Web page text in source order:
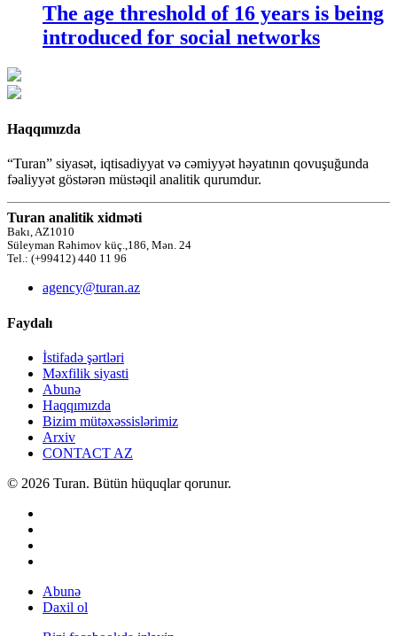
The age threshold of 16 years is being
introduced for social networks
Haqqımızda
“Turan” siyasət, iqtisadiyyat və cəmiyyət həyatının qovuşuğunda
fəaliyyət göstərən müstəqil analitik qurumdur.
Turan analitik xidməti
Bakı, AZ1010
Süleyman Rəhimov küç.,186, Mən. 24
Tel.: (+99412) 440 11 96
agency@turan.az
Faydalı
İstifadə şərtləri
Məxfilik siyasti
Abunə
Haqqımızda
Bizim mütəxəssislərimiz
Arxiv
CONTACT AZ
© 2026 Turan. Bütün hüquqlar qorunur.
Abunə
Daxil ol